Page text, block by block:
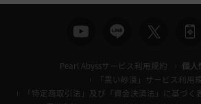
Pearl Abyssサービス利用規約
個人
「黒い砂漠」サービス利用
「特定商取引法」及び「資金決済法」に基づく